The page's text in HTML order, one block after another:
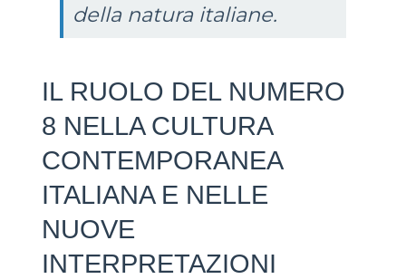
della natura italiane.
IL RUOLO DEL NUMERO
8 NELLA CULTURA
CONTEMPORANEA
ITALIANA E NELLE
NUOVE
INTERPRETAZIONI